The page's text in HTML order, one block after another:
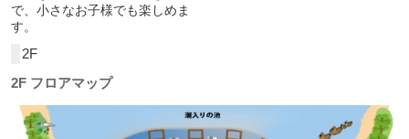
で、小さなお子様でも楽しめま
す。
2F
2F フロアマップ